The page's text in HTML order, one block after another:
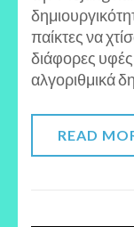
παίκτες να
διάφορες υφές
αλγοριθμικά
READ